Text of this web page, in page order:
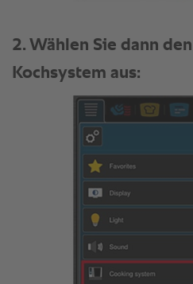
2. Wählen Sie dann
Kochsystem aus: